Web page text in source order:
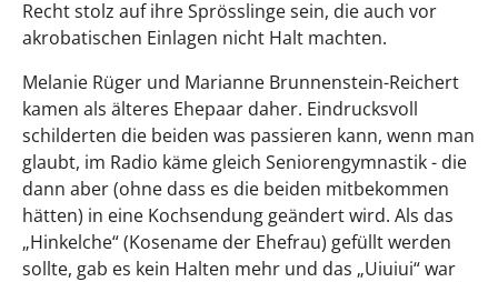
Recht stolz auf ihre Sprösslinge sein, die auch vor
akrobatischen Einlagen nicht Halt machten.
Melanie Rüger und Marianne Brunnenstein-Reichert
kamen als älteres Ehepaar daher. Eindrucksvoll
schilderten die beiden was passieren kann, wenn man
glaubt, im Radio käme gleich Seniorengymnastik - die
dann aber (ohne dass es die beiden mitbekommen
hätten) in eine Kochsendung geändert wird. Als das
„Hinkelche“ (Kosename der Ehefrau) gefüllt werden
sollte, gab es kein Halten mehr und das „Uiuiui“ war